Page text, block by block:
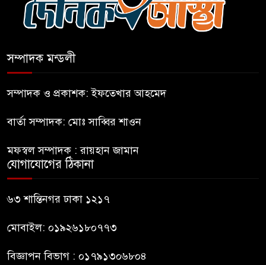
দীর্ঘ প্রতীক্ষা ও জল্পনা কল্পনার পর
আইডিয়াল স্কুল এন্ড কলেজ কমিটি
কারাগারে-৩
প্রধানের পরিচয়পত্র হস্তান্তর
সম্পাদক মন্ডলী
সম্পাদক ও প্রকাশক: ইফতেখার আহমেদ
বার্তা সম্পাদক: মোঃ সাব্বির শাওন
মফস্বল সম্পাদক : রায়হান জামান
যোগাযোগের ঠিকানা
৬৩ শান্তিনগর ঢাকা ১২১৭
মোবাইল: ০১৯২৬১৮০৭৭৩
বিজ্ঞাপন বিভাগ : ০১৭৯১৩০৬৮০৪